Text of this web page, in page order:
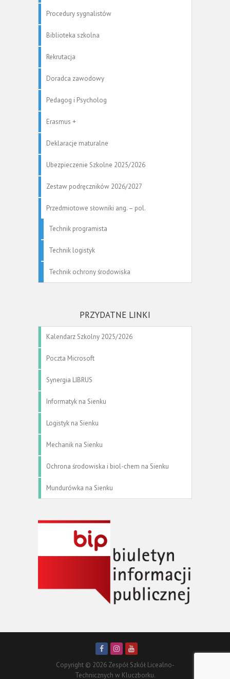
Procedury sygnalistów
Biblioteka szkolna
Rekrutacja
Doradca zawodowy
Pedagog i Psycholog
Erasmus +
Deklaracje maturalne
Ubezpieczenie Szkolne 2025/2026
Zestaw podręczników 2026/2027
Przedmiotowe słowniki ang. – pol.
Technik programista
Technik logistyk
Technik ochrony środowiska
PRZYDATNE LINKI
Kalendarz Szkolny 2025/2026
Poczta Microsoft
Synergia LIBRUS
Informatyk na Sienku
Logistyk na Sienku
Mechanik na Sienku
Ochrona środowiska i biol-chem na Sienku
Mundurówka na Sienku
Copyright © 2026 Zespół Szkół Licealno-
Technicznych w Kluczborku.